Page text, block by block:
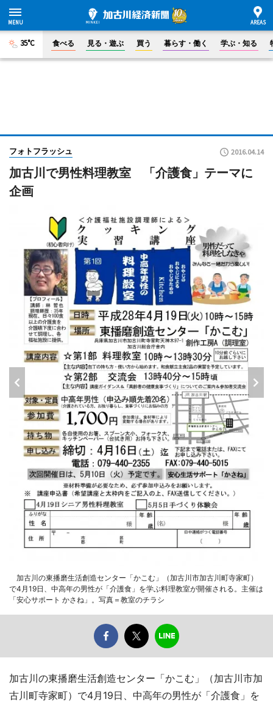
35°C 食べる 見る・遊ぶ 買う 暮らす・働く 学ぶ・知る
フォトフラッシュ 2016.04.14
加古川で男性料理教室 「介護食」テーマに
企画
加古川の東播磨生活創造センター「かこむ」（加古川市加古川町寺家町）
で4月19日、中高年の男性が「介護食」を学ぶ料理教室が開催される。主催は
「安心サポート かさね」。写真＝教室のチラシ
加古川の東播磨生活創造センター「かこむ」（加古川市加
古川町寺家町）で4月19日、中高年の男性が「介護食」を